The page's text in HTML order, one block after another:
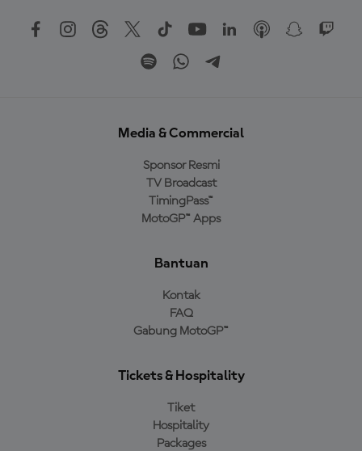
Media & Commercial
Sponsor Resmi
TV Broadcast
TimingPass™
MotoGP™ Apps
Bantuan
Kontak
FAQ
Gabung MotoGP™
Tickets & Hospitality
Tiket
Hospitality
Packages